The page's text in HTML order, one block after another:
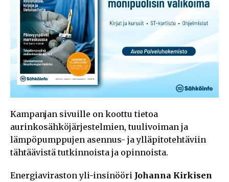
Kampanjan sivuille on koottu tietoa
aurinkosähköjärjestelmien, tuulivoiman ja
lämpöpumppujen asennus- ja ylläpitotehtäviin
tähtäävistä tutkinnoista ja opinnoista.
Energiaviraston yli-insinööri Johanna Kirkisen